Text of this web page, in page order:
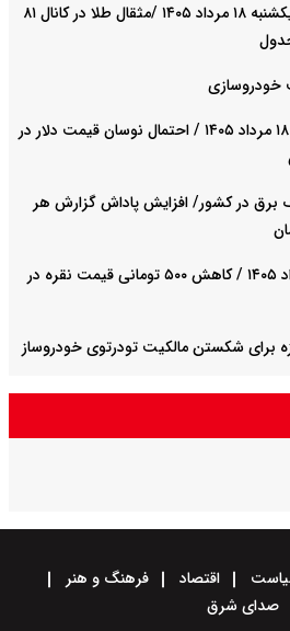
پیش‌ بینی قیمت طلا و سکه یکشنبه ۱۸ مرداد ۱۴۰۵ /مثقال طلا در کانال ۸۱
خودروسازی
پیش ‌بینی قیمت دلار یکشنبه ۱۸ مرداد ۱۴۰۵ / احتمال نوسان قیمت دلار در
برق در کشور/ افزایش پاداش گزارش هر
قیمت نقره امروز شنبه ۱۷ مرداد ۱۴۰۵ / کاهش ۵۰۰ تومانی قیمت نقره در
برای شکستن مالکیت تودرتوی خودروساز
هرمز ۷۵ درصد کاهش یافت
اقتصاد
فرهنگ و هنر
صدای شرق